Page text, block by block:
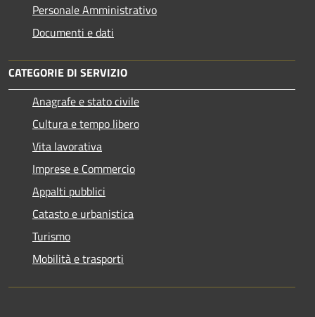
Personale Amministrativo
Documenti e dati
CATEGORIE DI SERVIZIO
Anagrafe e stato civile
Cultura e tempo libero
Vita lavorativa
Imprese e Commercio
Appalti pubblici
Catasto e urbanistica
Turismo
Mobilità e trasporti